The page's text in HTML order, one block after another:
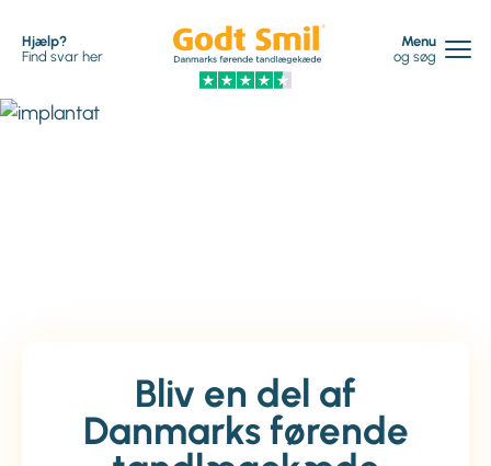
Hjælp?
Find svar her
Menu
og søg
Bliv en del af
Danmarks førende